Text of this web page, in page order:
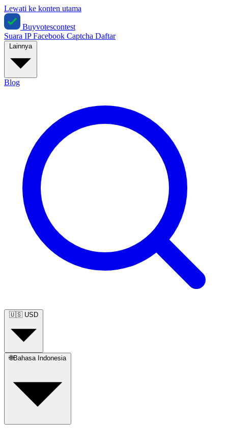
Lewati ke konten utama
Buyvotescontest
Suara IPFacebook Captcha Daftar
Lainnya
Blog
🇺🇸 USD
🌐Bahasa Indonesia